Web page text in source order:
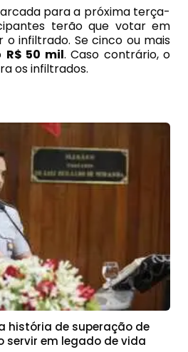
para a próxima terça-
terão que votar em
infiltrado. Se cinco ou mais
R$ 50 mil. Caso contrário, o
os infiltrados.
história de superação de
servir em legado de vida